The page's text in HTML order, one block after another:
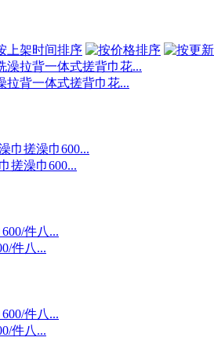
拉背一体式搓背巾花...
搓澡巾600...
件八...
件八...